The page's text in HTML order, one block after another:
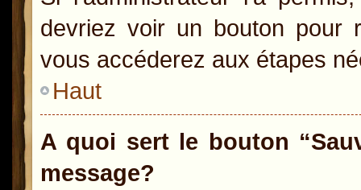
devriez voir un bouton pour
vous accéderez aux étapes
Haut
A quoi sert le bouton
message?